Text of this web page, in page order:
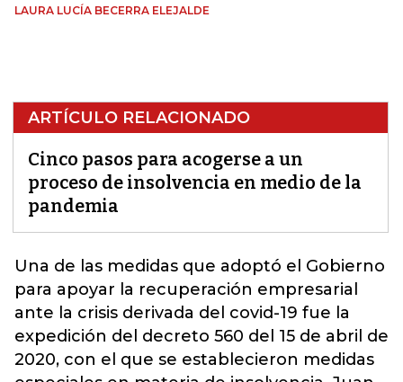
LAURA LUCÍA BECERRA ELEJALDE
ARTÍCULO RELACIONADO
Cinco pasos para acogerse a un
proceso de insolvencia en medio de la
pandemia
Una de las medidas que adoptó el Gobierno
para apoyar la recuperación empresarial
ante la crisis derivada del covid-19 fue la
expedición del decreto 560 del 15 de abril de
2020, con el que se establecieron medidas